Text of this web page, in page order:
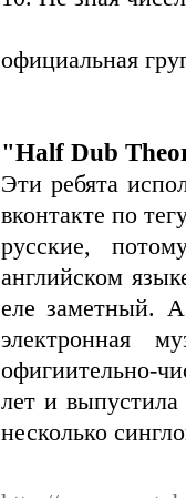
официальная
"Half Dub
Эти ребята
вконтакте по
русские,
английском
еле заметный.
электронная
офигиительно-
лет и
несколько